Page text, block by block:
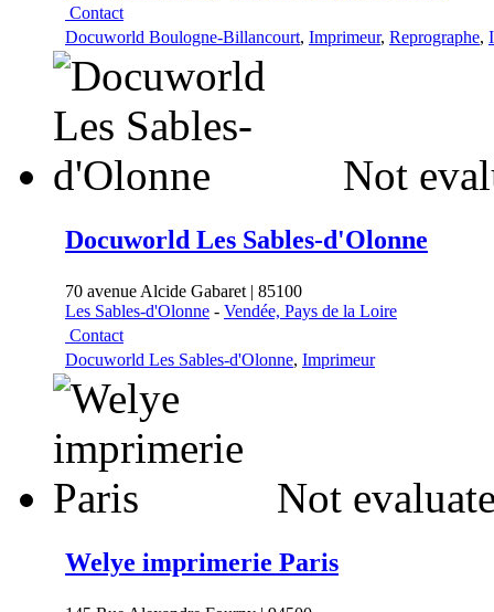
Contact
Docuworld Boulogne-Billancourt, Imprimeur, Reprographe,
Not
Docuworld Les Sables-d'Olonne
70 avenue Alcide Gabaret | 85100
Les Sables-d'Olonne - Vendée, Pays de la Loire
Contact
Docuworld Les Sables-d'Olonne, Imprimeur
Not
Welye imprimerie Paris